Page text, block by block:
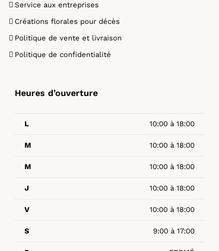
Service aux entreprises
Créations florales pour décès
Politique de vente et livraison
Politique de confidentialité
Heures d’ouverture
L 10:00 à 18:00
M 10:00 à 18:00
M 10:00 à 18:00
J 10:00 à 18:00
V 10:00 à 18:00
S 9:00 à 17:00